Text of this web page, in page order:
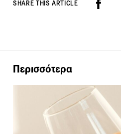
SHARE THIS ARTICLE
Περισσότερα